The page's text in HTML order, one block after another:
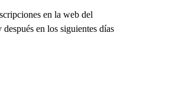
en la web del
en los siguientes días